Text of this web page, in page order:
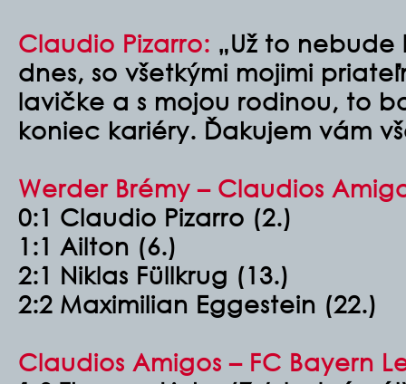
Claudio Pizarro: „Už to nebude
dnes, so všetkými mojimi
lavičke a s mojou rodinou, to
koniec kariéry. Ďakujem vám
Werder Brémy – Claudios
0:1 Claudio Pizarro (2.)
1:1 Ailton (6.)
2:1 Niklas Füllkrug (13.)
2:2 Maximilian Eggestein (22.)
Claudios Amigos – FC Bayern